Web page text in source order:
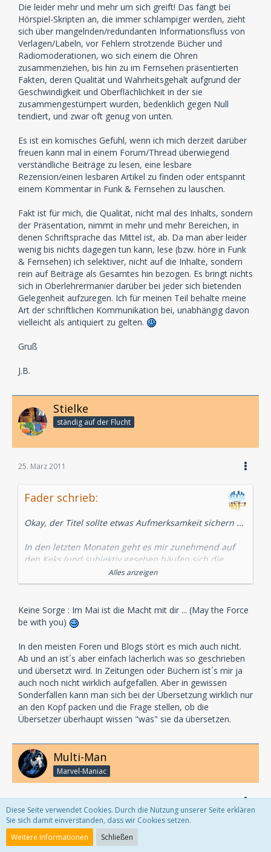
Die leider mehr und mehr um sich greift! Das fängt bei
Hörspiel-Skripten an, die immer schlampiger werden, zieht
sich über mangelnden/redundanten Informationsfluss von
Verlagen/Labeln, vor Fehlern strotzende Bücher und
Radiomoderationen, wo sich einem die Ohren
zusammenziehen, bis hin zu im Fernsehen präsentierten
Fakten, deren Qualität und Wahrheitsgehalt aufgrund der
Geschwindigkeit und Oberflächlichkeit in der sie
zusammengestümpert wurden, bedenklich gegen Null
tendiert, und zwar oft genug von unten.
Es ist ein komisches Gefühl, wenn ich mich derzeit darüber
freuen kann mal in einem Forum/Thread überwiegend
verständliche Beiträge zu lesen, eine lesbare
Rezension/einen lesbaren Artikel zu finden oder entspannt
einem Kommentar in Funk & Fernsehen zu lauschen.
Fakt ist für mich, die Qualität, nicht mal des Inhalts, sondern
der Präsentation, nimmt in mehr und mehr Bereichen, in
denen Schriftsprache das Mittel ist, ab. Da man aber leider
wenig bis nichts dagegen tun kann, lese (bzw. höre in Funk
& Fernsehen) ich selektiver, nicht auf die Inhalte, sondern
rein auf Beiträge als Gesamtes hin bezogen. Es bringt nichts
sich in Oberlehrermanier darüber bei jeder sich bietenden
Gelegenheit aufzuregen. Ich für meinen Teil behalte meine
Art der schriftlichen Kommunikation bei, unabhängig davon
vielleicht als antiquiert zu gelten.
Gruß
J.B.
Stielke
ständig auf der Flucht
25. März 2011
Fader schrieb:
Okay, der Titel sollte etwas Aufmerksamkeit sichern ...
In den letzten Monaten geht es mir zunehmend auf
den Keks (und subjektiv gesehen häufen sich die
Sichtungen), dass Blogger und Rezensenten vor dem
Knopfdruck "publish" ihr Geschriebenes oft
Dauernd stoße ich auf Sätze wie diesen ...
... die man nicht nochmal lesen KANN, ohne dass
einem was auffällt. Von den schon lange
grassierenden Groß-/Kleinschreibungsfehlern,
falscher Zeichensetzung und zunehmendem "Import"
englischer Formulierungen ("in 2011" oder "von den
Machern von XXX kommt ein Abenteuer jenseits der
Vorstellung") will ich gar nicht erst anfangen.
Ist das ok so? Alles egal, solange man grob kapiert,
worum es geht? Ist das keinem irgendwie
unangenehm, so vor die Haustür zu treten?
Runtertippen langsam und sorgfältig nochmal auf
Fehler durchzusehen? Kontroverse Diskussion
erwünscht — was seh ich hier falsch?
Alles anzeigen
Keine Sorge : Im Mai ist die Macht mit dir ... (May the Force
be with you)
In den meisten Foren und Blogs stört es mich auch nicht.
Ab und an ist´s aber einfach lächerlich was so geschrieben
und übersetzt wird. In Zeitungen oder Büchern ist´s mir ja
auch noch nicht wirklich aufgefallen. Aber in gewissen
Sonderfällen kann man sich bei der Übersetzung wirklich nur
an den Kopf packen und die Frage stellen, ob die
Übersetzer überhaupt wissen "was" sie da übersetzen.
Multi-Man
Marvel-Maniac
25. März 2011
Bei Filmen, Zeitschriften, etc. etc. mag wohl auch der große
Zeitdruck oftmals eine Ursache sein, weswegen
Diese Seite verwendet Cookies. Durch die Nutzung unserer Seite erklären
Sie sich damit einverstanden, dass wir Cookies setzen.
Weitere Informationen
Schließen